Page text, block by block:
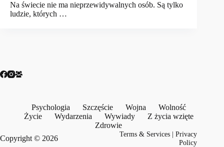
Na świecie nie ma nieprzewidywalnych osób. Są tylko
ludzie, których …
Psychologia Szczęście Wojna
Wolność
Życie
Wydarzenia Wywiady
Z życia wzięte
Zdrowie
Copyright © 2026
Terms & Services |Privacy
Policy